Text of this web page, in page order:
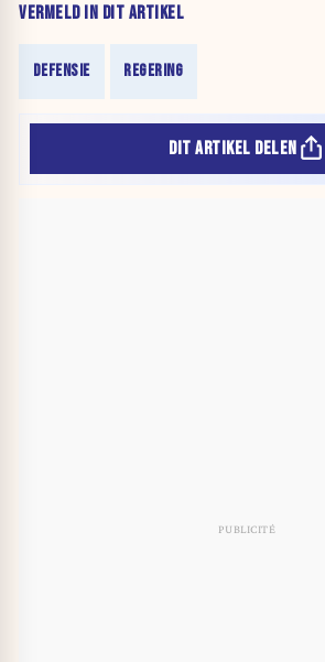
VERMELD IN DIT ARTIKEL
DEFENSIE REGERING
DIT ARTIKEL DELEN